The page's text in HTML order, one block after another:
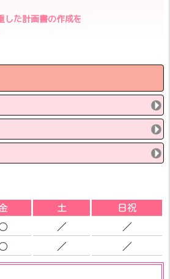
した計画書の作成を
土
日祝
／
／
／ ／